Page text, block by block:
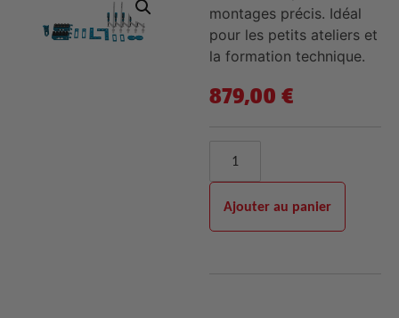
montages précis. Idéal
pour les petits ateliers et
la formation technique.
879,00 €
Ajouter au panier